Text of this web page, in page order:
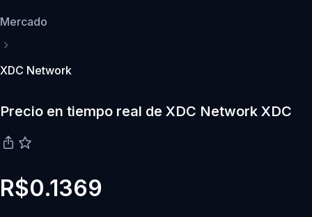
Mercado
XDC Network
Precio en tiempo real de XDC Network XDC
R$0.1369